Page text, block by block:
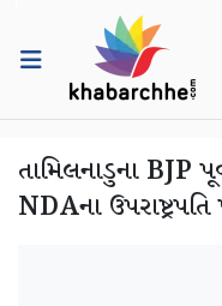
તામિલનાડુના BJP
NDAના